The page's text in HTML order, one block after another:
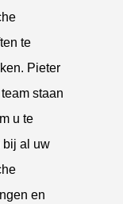
te
Pieter
staan
u te
bij al uw
en